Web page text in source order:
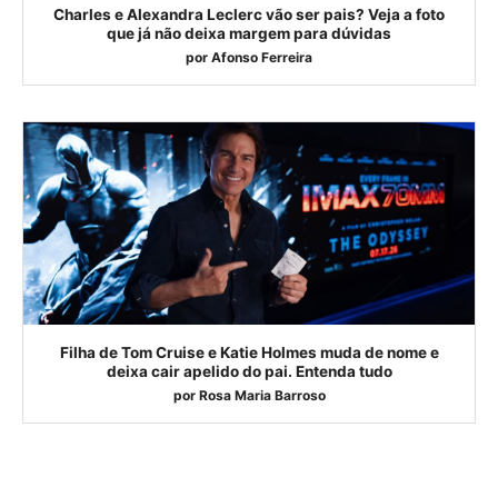
Charles e Alexandra Leclerc vão ser pais? Veja a foto
que já não deixa margem para dúvidas
por Afonso Ferreira
Filha de Tom Cruise e Katie Holmes muda de nome e
deixa cair apelido do pai. Entenda tudo
por Rosa Maria Barroso